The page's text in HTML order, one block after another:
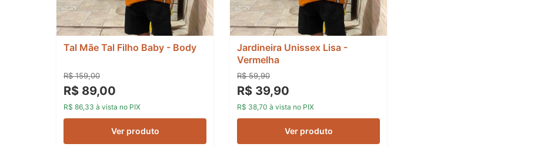
Tal Mãe Tal Filho Baby - Body
R$ 159,00
R$ 89,00
R$ 86,33 à vista no PIX
Ver produto
Jardineira Unissex Lisa -
Vermelha
R$ 59,90
R$ 39,90
R$ 38,70 à vista no PIX
Ver produto